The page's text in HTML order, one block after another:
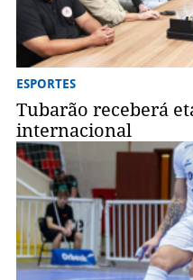
ESPORTES
Tubarão receberá
internacional